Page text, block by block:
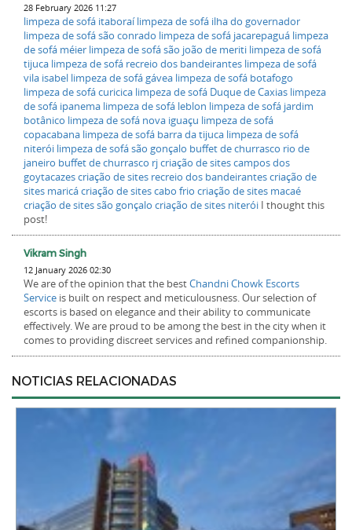
28 February 2026 11:27
limpeza de sofá itaboraí limpeza de sofá ilha do governador
limpeza de sofá são conrado limpeza de sofá jacarepaguá limpeza
de sofá méier limpeza de sofá são joão de meriti limpeza de sofá
tijuca limpeza de sofá recreio dos bandeirantes limpeza de sofá
vila isabel limpeza de sofá gávea limpeza de sofá botafogo
limpeza de sofá curicica limpeza de sofá Duque de Caxias limpeza
de sofá ipanema limpeza de sofá leblon limpeza de sofá jardim
botânico limpeza de sofá nova iguaçu limpeza de sofá
copacabana limpeza de sofá barra da tijuca limpeza de sofá
niterói limpeza de sofá são gonçalo buffet de churrasco rio de
janeiro buffet de churrasco rjcriação de sites campos dos
goytacazescriação de sites recreio dos bandeirantescriação de
sites maricácriação de sites cabo frio criação de sites macaé
criação de sites são gonçalo criação de sites niterói I thought this
post!
Vikram Singh
12 January 2026 02:30
We are of the opinion that the bestChandni Chowk Escorts
Service is built on respect and meticulousness. Our selection of
escorts is based on elegance and their ability to communicate
effectively. We are proud to be among the best in the city when it
comes to providing discreet services and refined companionship.
NOTICIAS RELACIONADAS